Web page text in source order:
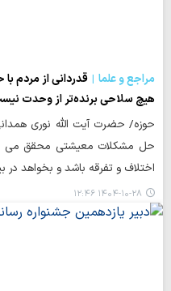
مراجع و علما
قدردانی از
هیچ سلاحی برنده‌تر از وحدت
حوزه/ حضرت آیت الله نوری
حل مشکلات معیشتی محقق می
اختلاف و تفرقه باشد و بخواهد در
۱۴۰۴-۱۰-۲۸ ۱۲:۴۶